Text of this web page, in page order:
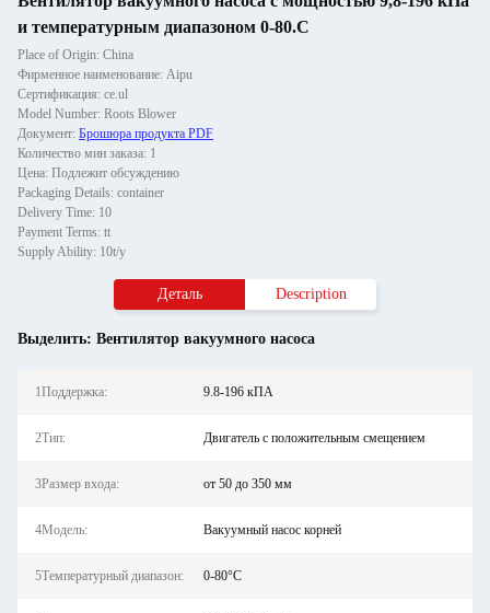
и температурным диапазоном 0-80.C
Place of Origin: China
Фирменное наименование: Aipu
Сертификация: ce.ul
Model Number: Roots Blower
Документ: Брошюра продукта PDF
Количество мин заказа: 1
Цена: Подлежит обсуждению
Packaging Details: container
Delivery Time: 10
Payment Terms: tt
Supply Ability: 10t/y
Деталь Description
Выделить: Вентилятор вакуумного насоса
1Поддержка: 9.8-196 кПА
2Тип: Двигатель с положительным смещением
3Размер входа: от 50 до 350 мм
4Модель: Вакуумный насос корней
5Температурный диапазон: 0-80°С